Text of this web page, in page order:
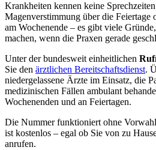
Krankheiten kennen keine
Magenverstimmung über die Feiertage
am Wochenende – es gibt viele
machen, wenn die Praxen gerade
Unter der bundesweit einheitlichen
Sie den ärztlichen Bereitschaftsdienst.
niedergelassene Ärzte im Einsatz, die
medizinischen Fällen ambulant
Wochenenden und an Feiertagen.
Die Nummer funktioniert ohne
ist kostenlos – egal ob Sie von zu
anrufen.